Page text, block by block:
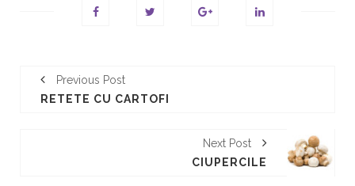
Previous Post
RETETE CU CARTOFI
Next Post
CIUPERCILE